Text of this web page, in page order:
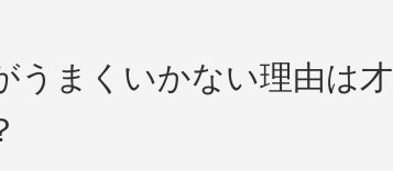
うまくいかない理由は